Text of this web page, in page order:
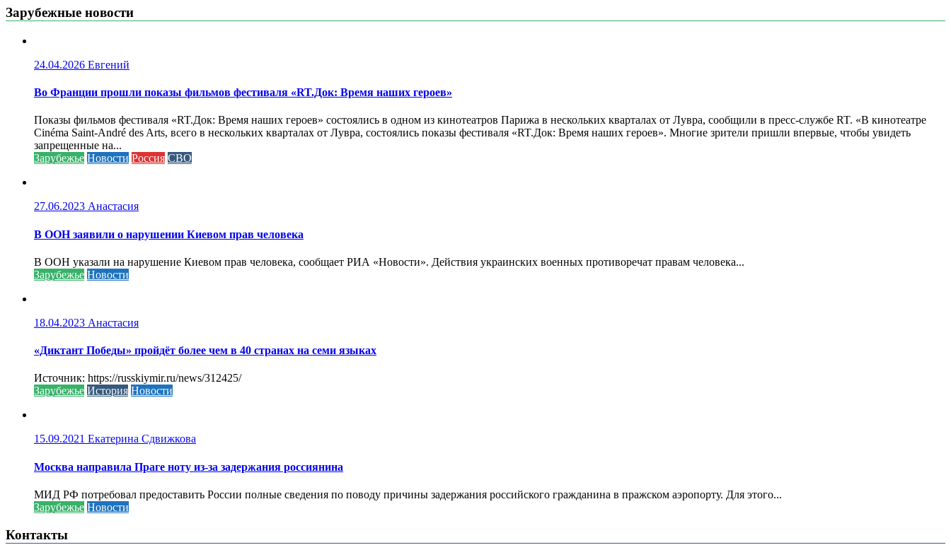
Зарубежные новости
24.04.2026 Евгений
Во Франции прошли показы фильмов фестиваля «RT.Док: Время наших героев»
Показы фильмов фестиваля «RT.Док: Время наших героев» состоялись в одном из кинотеатров Парижа в нескольких кварталах от Лувра, сообщили в пресс-службе RT. «В кинотеатре
Cinéma Saint-André des Arts, всего в нескольких кварталах от Лувра, состоялись показы фестиваля «RT.Док: Время наших героев». Многие зрители пришли впервые, чтобы увидеть
запрещенные на...
Зарубежье Новости Россия СВО
27.06.2023 Анастасия
В ООН заявили о нарушении Киевом прав человека
В ООН указали на нарушение Киевом прав человека, сообщает РИА «Новости». Действия украинских военных противоречат правам человека...
Зарубежье Новости
18.04.2023 Анастасия
«Диктант Победы» пройдёт более чем в 40 странах на семи языках
Источник: https://russkiymir.ru/news/312425/
Зарубежье История Новости
15.09.2021 Екатерина Сдвижкова
Москва направила Праге ноту из-за задержания россиянина
МИД РФ потребовал предоставить России полные сведения по поводу причины задержания российского гражданина в пражском аэропорту. Для этого...
Зарубежье Новости
Контакты